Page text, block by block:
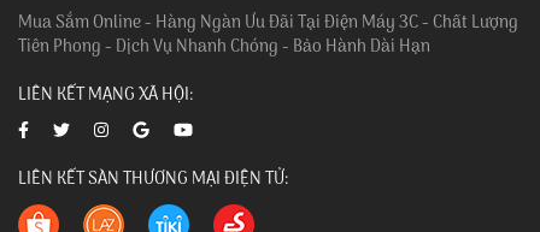
Mua Sắm Online - Hàng Ngàn Ưu Đãi Tại Điện Máy 3C - Chất Lượng
Tiên Phong - Dịch Vụ Nhanh Chóng - Bảo Hành Dài Hạn
LIÊN KẾT MẠNG XÃ HỘI:
LIÊN KẾT SÀN THƯƠNG MẠI ĐIỆN TỬ: